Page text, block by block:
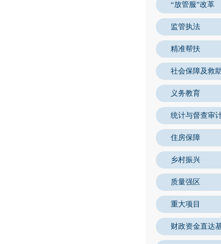
“放管服”改革
监管执法
精准帮扶
社会保障及救
义务教育
统计与督查审
住房保障
乡村振兴
质量强区
重大项目
财政资金直达